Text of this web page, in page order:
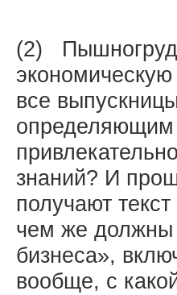
(2)
все
определяющим
знаний? И
получают
чем же должны
бизнеса»,
вообще, с